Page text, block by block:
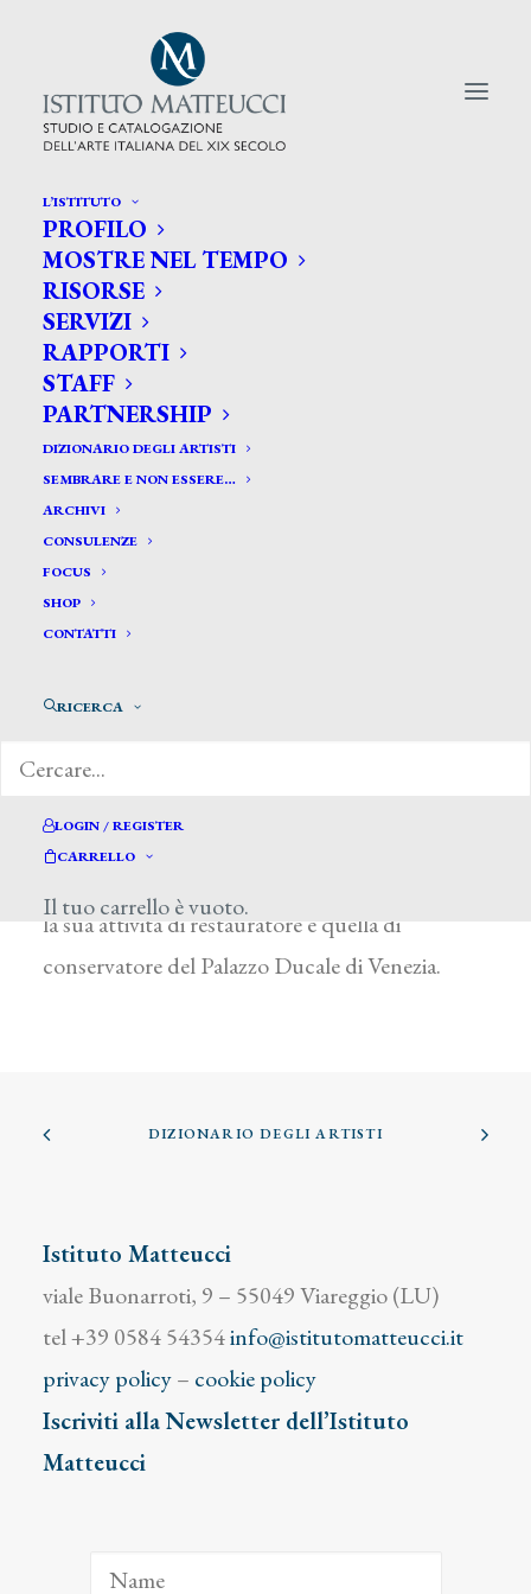
L’ISTITUTO
PROFILO
MOSTRE NEL TEMPO
RISORSE
SERVIZI
RAPPORTI
STAFF
PARTNERSHIP
DIZIONARIO DEGLI ARTISTI
SEMBRARE E NON ESSERE…
ARCHIVI
CONSULENZE
FOCUS
SHOP
CONTATTI
RICERCA
LOGIN / REGISTER
CARRELLO
Il tuo carrello è vuoto.
CERCA TRA GLI ARTISTI:
Search
for:
Fabris Paolo*
FABRIS PAOLO
Fratello minore di Placido, studiò all’Accademia
(Lamosano d’Alpago, Belluno) è visibile un
la sua attività di restauratore e quella di
conservatore del Palazzo Ducale di Venezia.
DIZIONARIO DEGLI ARTISTI
Istituto Matteucci
viale Buonarroti, 9 – 55049 Viareggio (LU)
tel +39 0584 54354info@istitutomatteucci.it
privacy policy– cookie policy
Iscriviti alla Newsletter dell’Istituto
Matteucci